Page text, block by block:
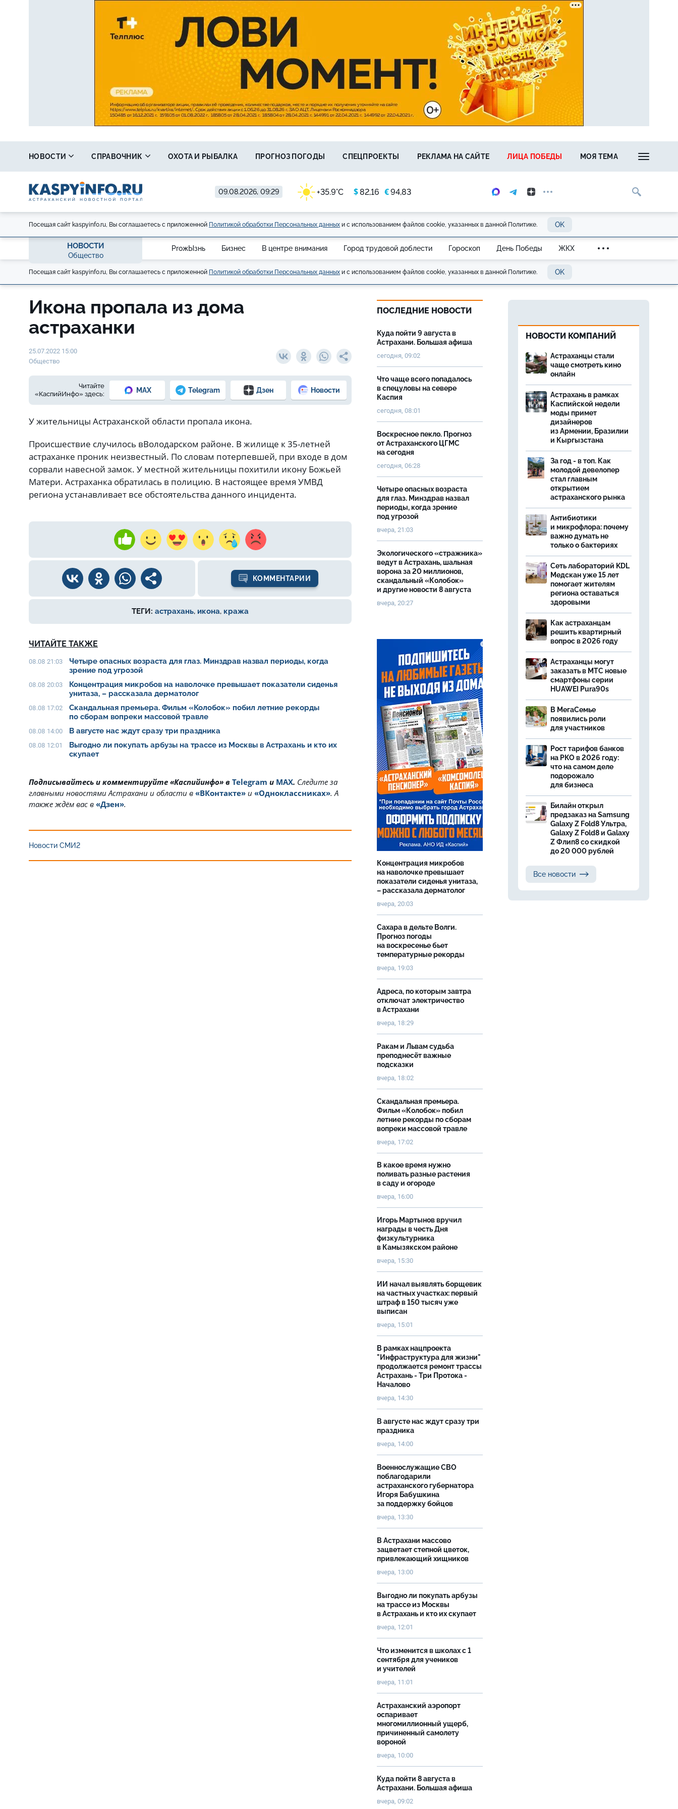
09.08.2026, 09:29 +35.9°C $82,16 €94,83
НОВОСТИ СПРАВОЧНИК ОХОТА И РЫБАЛКА ПРОГНОЗ ПОГОДЫ СПЕЦПРОЕКТЫ РЕКЛАМА НА САЙТЕ ЛИЦА ПОБЕДЫ МОЯ ТЕМА
Посещая сайт kaspyinfo.ru, Вы соглашаетесь с приложенной Политикой обработки Персональных данных и с использованием файлов cookie, указанных в данной Политике. OK
НОВОСТИ
Общество
ProжЫзнь Бизнес В центре внимания Город трудовой доблести Гороскоп День Победы ЖКХ
Посещая сайт kaspyinfo.ru, Вы соглашаетесь с приложенной Политикой обработки Персональных данных и с использованием файлов cookie, указанных в данной Политике. OK
Икона пропала из дома
астраханки
25.07.2022 15:00
Общество
Читайте
«КаспийИнфо» здесь:
MAX Telegram Дзен Новости
У жительницы Астраханской области пропала икона.
Происшествие случилось вВолодарском районе. В жилище к 35-летней
астраханке проник неизвестный. По словам потерпевшей, при входе в дом
сорвали навесной замок. У местной жительницы похитили икону Божьей
Матери. Астраханка обратилась в полицию. В настоящее время УМВД
региона устанавливает все обстоятельства данного инцидента.
КОММЕНТАРИИ
ТЕГИ: астрахань, икона, кража
ЧИТАЙТЕ ТАКЖЕ
08.08 21:03
Четыре опасных возраста для глаз. Минздрав назвал периоды, когда
зрение под угрозой
08.08 20:03
Концентрация микробов на наволочке превышает показатели сиденья
унитаза, – рассказала дерматолог
08.08 17:02
Скандальная премьера. Фильм «Колобок» побил летние рекорды
по сборам вопреки массовой травле
08.08 14:00 В августе нас ждут сразу три праздника
08.08 12:01
Выгодно ли покупать арбузы на трассе из Москвы в Астрахань и кто их
скупает
Подписывайтесь и комментируйте «Каспийинфо» в Telegram и MAX. Cледите за
главными новостями Астрахани и области в «ВКонтакте» и «Одноклассниках». А
также ждём вас в «Дзен».
Новости СМИ2
ПОСЛЕДНИЕ НОВОСТИ
Куда пойти 9 августа в
Астрахани. Большая афиша
сегодня, 09:02
Что чаще всего попадалось
в спецуловы на севере
Каспия
сегодня, 08:01
Воскресное пекло. Прогноз
от Астраханского ЦГМС
на сегодня
сегодня, 06:28
Четыре опасных возраста
для глаз. Минздрав назвал
периоды, когда зрение
под угрозой
вчера, 21:03
Экологического «стражника»
ведут в Астрахань, шальная
ворона за 20 миллионов,
скандальный «Колобок»
и другие новости 8 августа
вчера, 20:27
Концентрация микробов
на наволочке превышает
показатели сиденья унитаза,
– рассказала дерматолог
вчера, 20:03
Сахара в дельте Волги.
Прогноз погоды
на воскресенье бьет
температурные рекорды
вчера, 19:03
Адреса, по которым завтра
отключат электричество
в Астрахани
вчера, 18:29
Ракам и Львам судьба
преподнесёт важные
подсказки
вчера, 18:02
Скандальная премьера.
Фильм «Колобок» побил
летние рекорды по сборам
вопреки массовой травле
вчера, 17:02
В какое время нужно
поливать разные растения
в саду и огороде
вчера, 16:00
Игорь Мартынов вручил
награды в честь Дня
физкультурника
в Камызякском районе
вчера, 15:30
ИИ начал выявлять борщевик
на частных участках: первый
штраф в 150 тысяч уже
выписан
вчера, 15:01
В рамках нацпроекта
"Инфраструктура для жизни"
продолжается ремонт трассы
Астрахань - Три Протока -
Началово
вчера, 14:30
В августе нас ждут сразу три
праздника
вчера, 14:00
Военнослужащие СВО
поблагодарили
астраханского губернатора
Игоря Бабушкина
за поддержку бойцов
вчера, 13:30
В Астрахани массово
зацветает степной цветок,
привлекающий хищников
вчера, 13:00
Выгодно ли покупать арбузы
на трассе из Москвы
в Астрахань и кто их скупает
вчера, 12:01
Что изменится в школах с 1
сентября для учеников
и учителей
вчера, 11:01
Астраханский аэропорт
оспаривает
многомиллионный ущерб,
причиненный самолету
вороной
вчера, 10:00
Куда пойти 8 августа в
Астрахани. Большая афиша
вчера, 09:02
НОВОСТИ КОМПАНИЙ
Астраханцы стали
чаще смотреть кино
онлайн
Астрахань в рамках
Каспийской недели
моды примет
дизайнеров
из Армении, Бразилии
и Кыргызстана
За год - в топ. Как
молодой девелопер
стал главным
открытием
астраханского рынка
Антибиотики
и микрофлора: почему
важно думать не
только о бактериях
Сеть лабораторий KDL
Медскан уже 15 лет
помогает жителям
региона оставаться
здоровыми
Как астраханцам
решить квартирный
вопрос в 2026 году
Астраханцы могут
заказать в МТС новые
смартфоны серии
HUAWEI Pura90s
В МегаСемье
появились роли
для участников
Рост тарифов банков
на РКО в 2026 году:
что на самом деле
подорожало
для бизнеса
Билайн открыл
предзаказ на Samsung
Galaxy Z Fold8 Ультра,
Galaxy Z Fold8 и Galaxy
Z Флип8 со скидкой
до 20 000 рублей
Все новости